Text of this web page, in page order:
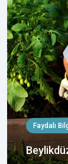
Faydalı